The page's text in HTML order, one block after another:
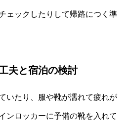
ェックしたりして帰路につく準
夫と宿泊の検討
いたり、服や靴が濡れて疲れが
ンロッカーに予備の靴を入れて